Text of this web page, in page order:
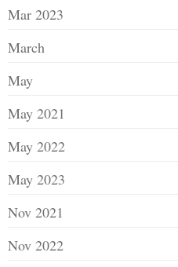
Mar 2023
March
May
May 2021
May 2022
May 2023
Nov 2021
Nov 2022